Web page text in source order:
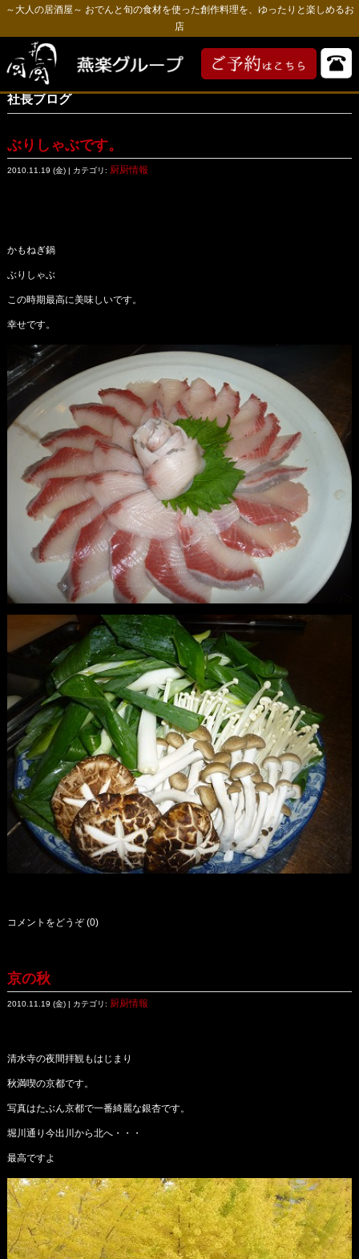
～大人の居酒屋～ おでんと旬の食材を使った創作料理を、ゆったりと楽しめるお
店
社長ブログ
ぶりしゃぶです。
2010.11.19 (金) | カテゴリ: 厨厨情報
かもねぎ鍋
ぶりしゃぶ
この時期最高に美味しいです。
幸せです。
コメントをどうぞ (0)
京の秋
2010.11.19 (金) | カテゴリ: 厨厨情報
清水寺の夜間拝観もはじまり
秋満喫の京都です。
写真はたぶん京都で一番綺麗な銀杏です。
堀川通り今出川から北へ・・・
最高ですよ